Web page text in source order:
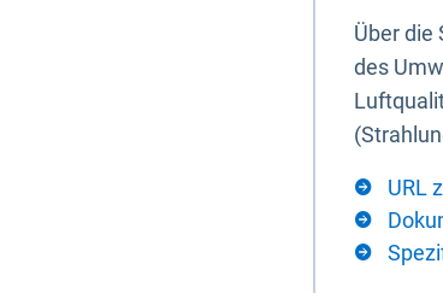
Über die
des
URL